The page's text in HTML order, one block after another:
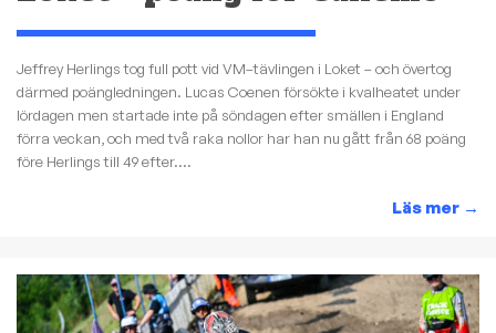
Jeffrey Herlings tog full pott vid VM–tävlingen i Loket – och övertog
därmed poängledningen. Lucas Coenen försökte i kvalheatet under
lördagen men startade inte på söndagen efter smällen i England
förra veckan, och med två raka nollor har han nu gått från 68 poäng
före Herlings till 49 efter....
Läs mer →